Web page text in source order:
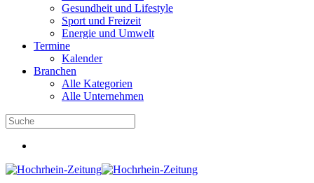
Gesundheit und Lifestyle
Sport und Freizeit
Energie und Umwelt
Termine
Kalender
Branchen
Alle Kategorien
Alle Unternehmen